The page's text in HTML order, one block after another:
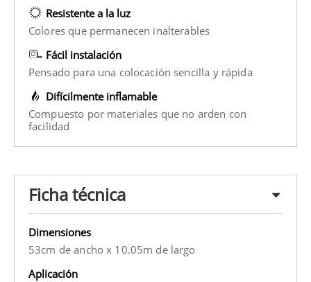
Resistente a la luz
Colores que permanecen inalterables
Fácil instalación
Pensado para una colocación sencilla y rápida
Difícilmente inflamable
Compuesto por materiales que no arden con
facilidad
Ficha técnica
Dimensiones
53cm de ancho x 10.05m de largo
Aplicación